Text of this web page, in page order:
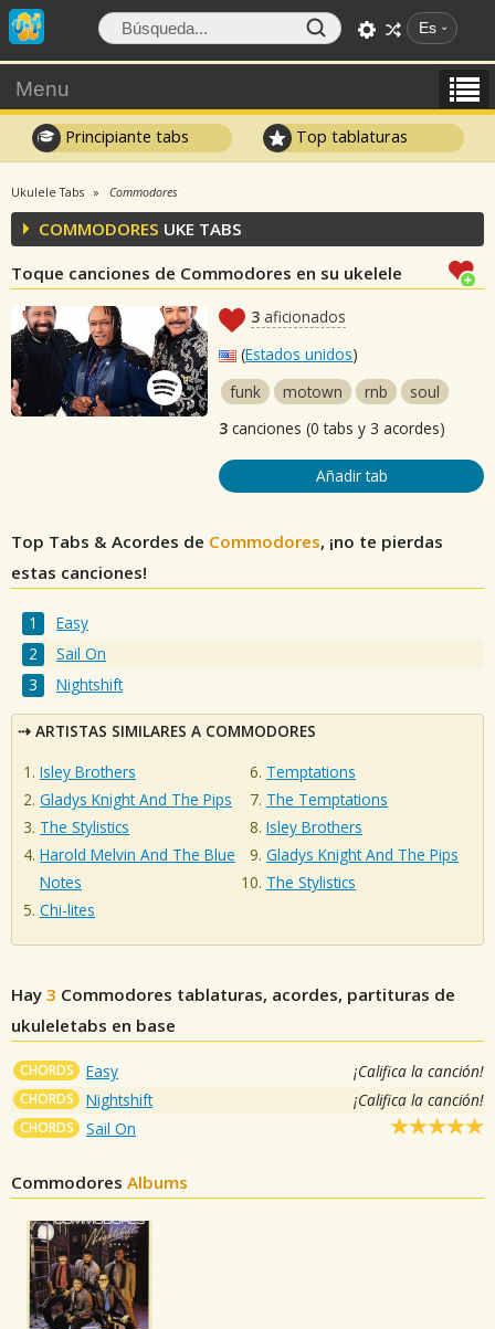
Es
Menu
Principiante tabs Top tablaturas
Ukulele Tabs Commodores
COMMODORES UKE TABS
Toque canciones de Commodores en su ukelele
3 aficionados
(Estados unidos)
funk
motown rnb
soul
3 canciones (0 tabs y 3 acordes)
Añadir tab
Top Tabs & Acordes de Commodores, ¡no te pierdas
estas canciones!
Easy
Sail On
Nightshift
ARTISTAS SIMILARES A COMMODORES
Isley Brothers
Gladys Knight And The Pips
The Stylistics
Harold Melvin And The Blue
Notes
Chi-lites
Temptations
The Temptations
Isley Brothers
Gladys Knight And The Pips
The Stylistics
Hay 3 Commodores tablaturas, acordes, partituras de
ukuleletabs en base
CHORDS Easy ¡Califica la canción!
CHORDS Nightshift ¡Califica la canción!
CHORDS Sail On
Commodores Albums